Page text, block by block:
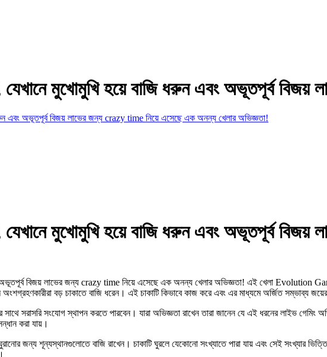
মুখোমুখি হয়ে বাজি ধরুন এবং অভূতপূর্ব বিজয়
এবং অভূতপূর্ব বিজয় লাভের জন্য crazy time নিয়ে এসেছে এক অনন্য খেলার অভিজ্ঞতা!
মুখোমুখি হয়ে বাজি ধরুন এবং অভূতপূর্ব
বিজয় লাভের জন্য crazy time নিয়ে এসেছে এক অনন্য খেলার অভিজ্ঞতা! এই খেলা Evolution
অংশগ্রহণকারীরা বড় চাকাতে বাজি ধরেন। এই চাকাটি কিভাবে কাজ করে এবং এর মাধ্যমে অর্জিত সম্ভাব্য
সংযোগ স্থাপন করতে পারবেন। যারা অভিজ্ঞতা রাখেন তারা জানেন যে এই ধরনের লাইভ গেমিং
করা যায়।
জন্য শূন্যস্থানগুলোতে বাজি রাখেন। চাকাটি ঘুরলে যেকোনো সংখ্যাতে পারা যায় এবং সেই সংখ্যার